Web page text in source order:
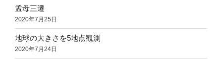
孟母三遷
2020年7月25日
地球の大きさを5地点観測
2020年7月24日